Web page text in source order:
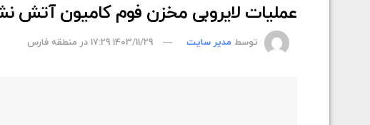
عملیات لایروبی مخزن فوم کامیون آتش
توسط مدیر سایت 1403/11/29 17:29 در منطقه فارس